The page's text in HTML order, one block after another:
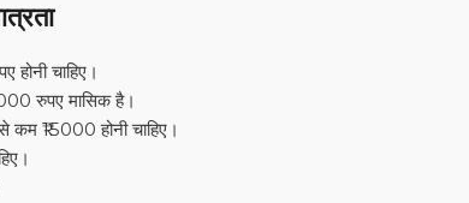
होनी चाहिए।
रुपए मासिक है।
₹15000 होनी चाहिए।